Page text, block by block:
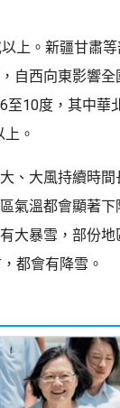
上。新疆甘肅等
自西向東影響全
至10度，其中華
。
、大風持續時
氣溫都會顯著
大暴雪，部份地
都會有降雪。